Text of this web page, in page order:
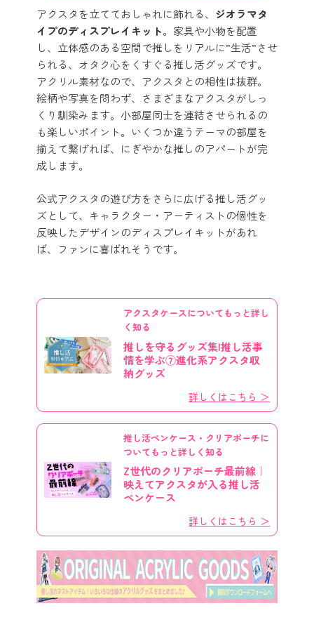
アクスタを立てておしゃれに飾れる、 ジオラマタ
イプのディスプレイキット。家具や小物を配置
し、立体感のある空間で推しをリアルに”生活”させ
られる、オタク心をくすぐる推し活グッズです。
アクリル素材なので、アクスタとの相性は抜群。
絵柄や写真を問わず、さまざまなアクスタがしっ
くり馴染みます。小部屋同士を連結させられるの
も楽しいポイント。いくつか違うテーマの部屋を
揃えて繋げれば、にぎやかな推しのアパートが完
成します。
公式アクスタの遊び方をさらに広げる推し活グッ
ズとして、キャラクター・アーティストの個性を
反映したデザインのディスプレイキットがあれ
ば、ファンに喜ばれそうです。
アクスタケースについてもっと詳し
く知る
推しを守るグッズ集|推し活事
情を学ぶ⑦進化系アクスタ収
納グッズ
詳しくはこちら ＞
推し活ペンケース・クリアポーチに
ついてもっと詳しく知る
Z世代のクリアポーチ最前線｜
映えてアクスタが入る推し活
ペンケース
詳しくはこちら ＞